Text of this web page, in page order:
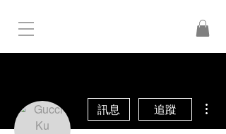
訊息 追蹤